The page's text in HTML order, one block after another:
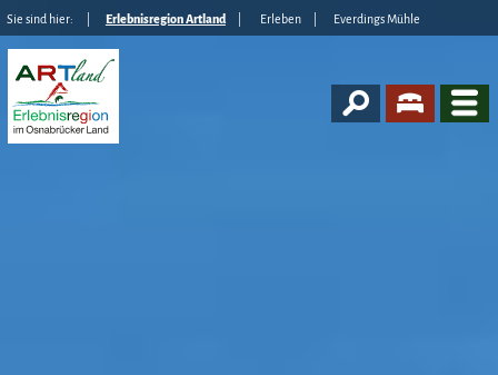
Sie sind hier: Erlebnisregion Artland Erleben Everdings Mühle